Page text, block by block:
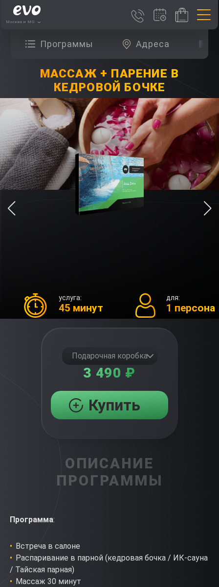
Москва и МО
Программы Адреса
МАССАЖ + ПАРЕНИЕ В
КЕДРОВОЙ БОЧКЕ
услуга:
45 минут
для:
1 персона
Подарочная коробка
3 490 ₽
Купить
ОПИСАНИЕ
ПРОГРАММЫ
Программа:
Встреча в салоне
Распаривание в парной (кедровая бочка / ИК-сауна
/ Тайская парная)
Массаж 30 минут